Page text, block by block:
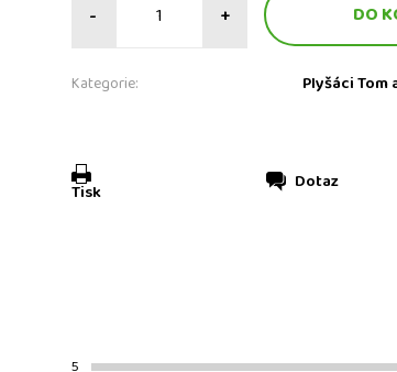
- +
Kategorie: Plyšáci Tom
Tisk Dotaz
5